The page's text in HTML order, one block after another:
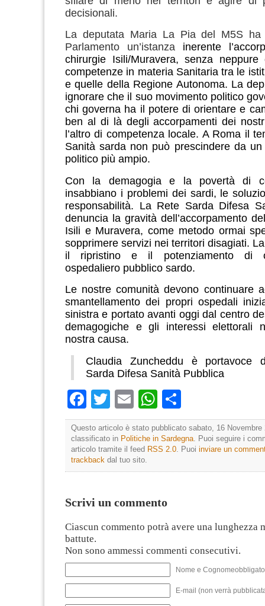
decisionali.
La deputata Maria La Pia del M5S ha
Parlamento un’istanza inerente
chirurgie Isili/Muravera, senza neppure
competenze in materia Sanitaria tra le
e quelle della Regione Autonoma. La
ignorare che il suo movimento politico
chi governa ha il potere di orientare e
ben al di là degli accorpamenti dei
l’altro di competenza locale. A Roma il
Sanità sarda non può prescindere da un
politico più ampio.
Con la demagogia e la povertà di
insabbiano i problemi dei sardi, le
responsabilità. La Rete Sarda Difesa
denuncia la gravità dell’accorpamento
Isili e Muravera, come metodo ormai
sopprimere servizi nei territori disagiati.
il ripristino e il potenziamento di
ospedaliero pubblico sardo.
Le nostre comunità devono continuare
smantellamento dei propri ospedali
sinistra e portato avanti oggi dal centro
demagogiche e gli interessi elettorali
nostra causa.
Claudia Zuncheddu è portavoce
Sarda Difesa Sanità Pubblica
Facebook
Twitter
EmailWhatsApp
Questo articolo è stato pubblicato sabato, 16 Novembre
classificato in Politiche in Sardegna . Puoi seguire i
articolo tramite il feed RSS 2.0 . Puoi inviare un
trackback dal tuo sito.
Scrivi un commento
Ciascun commento potrà avere una lunghezza
battute.
Non sono ammessi commenti consecutivi.
Nome e
E-mail (non verrà